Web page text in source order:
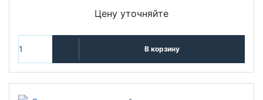
Цену уточняйте
В корзину